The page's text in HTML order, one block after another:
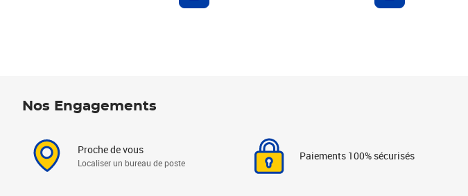
Nos Engagements
Proche de vous
Localiser un bureau de poste
Paiements 100% sécurisés